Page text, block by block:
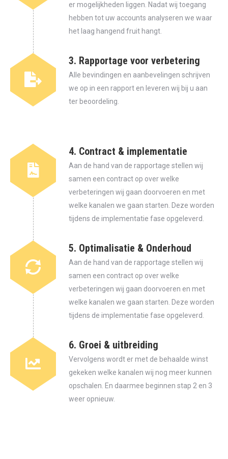
er mogelijkheden liggen. Nadat wij toegang
hebben tot uw accounts analyseren we waar
het laag hangend fruit hangt.
3. Rapportage voor verbetering
Alle bevindingen en aanbevelingen schrijven
we op in een rapport en leveren wij bij u aan
ter beoordeling.
4. Contract & implementatie
Aan de hand van de rapportage stellen wij
samen een contract op over welke
verbeteringen wij gaan doorvoeren en met
welke kanalen we gaan starten. Deze worden
tijdens de implementatie fase opgeleverd.
5. Optimalisatie & Onderhoud
Aan de hand van de rapportage stellen wij
samen een contract op over welke
verbeteringen wij gaan doorvoeren en met
welke kanalen we gaan starten. Deze worden
tijdens de implementatie fase opgeleverd.
6. Groei & uitbreiding
Vervolgens wordt er met de behaalde winst
gekeken welke kanalen wij nog meer kunnen
opschalen. En daarmee beginnen stap 2 en 3
weer opnieuw.